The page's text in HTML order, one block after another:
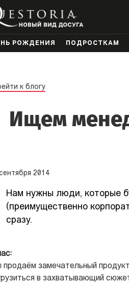
РОЖДЕНИЯ ПОДРОСТКАМ
к блогу
Ищем
2014
Нам нужны люди, которые
(преимущественно
сразу.
продаём замечательный
в захватывающий